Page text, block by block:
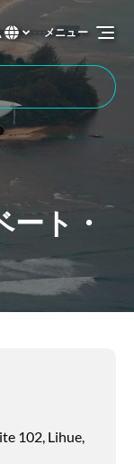
言
語
選
ぶ
メニュー
ト・
102, Lihue,